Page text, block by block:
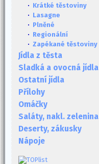
· Krátké těstoviny
· Lasagne
· Plněné
· Regionální
· Zapékané těstoviny
Jídla z těsta
Sladká a ovocná jídla
Ostatní jídla
Přílohy
Omáčky
Saláty, nakl. zelenina
Deserty, zákusky
Nápoje